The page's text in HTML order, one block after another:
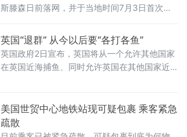
斯滕森日前落网，并于当地时间7月3日首次聆
在7月5日继续第二次聆讯。然而，由于嫌犯拒
绝交代，章莹颖仍下落不明，凶多吉少。其家
人盼望早日带她回家，更呼吁严惩凶手，希望
能够判他死刑。
英国“退群” 从今以后要“各打各鱼”
英国政府2日宣布，英国将从一个允许其他国家
在英国近海捕鱼、同时允许英国在其他国家近
美国世贸中心地铁站现可疑包裹 乘客紧急
疏散